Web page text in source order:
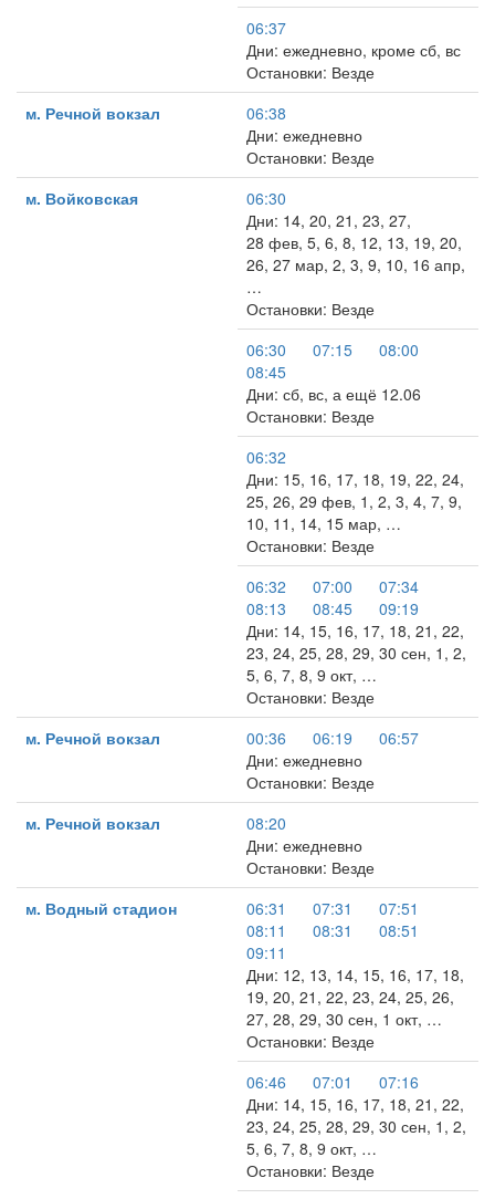
06:37
Дни: ежедневно, кроме сб, вс
Остановки: Везде
м. Речной вокзал
06:38
Дни: ежедневно
Остановки: Везде
м. Войковская
06:30
Дни: 14, 20, 21, 23, 27,
28 фев, 5, 6, 8, 12, 13, 19, 20,
26, 27 мар, 2, 3, 9, 10, 16 апр,
…
Остановки: Везде
06:30
07:15
08:00
08:45
Дни: сб, вс, а ещё 12.06
Остановки: Везде
06:32
Дни: 15, 16, 17, 18, 19, 22, 24,
25, 26, 29 фев, 1, 2, 3, 4, 7, 9,
10, 11, 14, 15 мар, …
Остановки: Везде
06:32
07:00
07:34
08:13
08:45
09:19
Дни: 14, 15, 16, 17, 18, 21, 22,
23, 24, 25, 28, 29, 30 сен, 1, 2,
5, 6, 7, 8, 9 окт, …
Остановки: Везде
м. Речной вокзал
00:36 06:19
06:57
Дни: ежедневно
Остановки: Везде
м. Речной вокзал
08:20
Дни: ежедневно
Остановки: Везде
м. Водный стадион
06:31 07:31
07:51
08:11
08:31
08:51
09:11
Дни: 12, 13, 14, 15, 16, 17, 18,
19, 20, 21, 22, 23, 24, 25, 26,
27, 28, 29, 30 сен, 1 окт, …
Остановки: Везде
06:46
07:01
07:16
Дни: 14, 15, 16, 17, 18, 21, 22,
23, 24, 25, 28, 29, 30 сен, 1, 2,
5, 6, 7, 8, 9 окт, …
Остановки: Везде